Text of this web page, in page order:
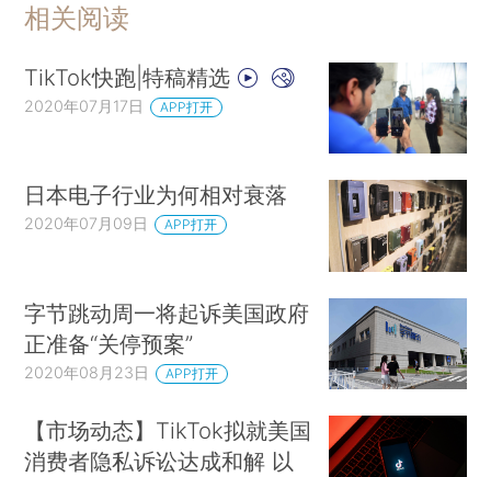
相关阅读
TikTok快跑|特稿精选
2020年07月17日 APP打开
日本电子行业为何相对衰落
2020年07月09日 APP打开
字节跳动周一将起诉美国政府
正准备“关停预案”
2020年08月23日 APP打开
【市场动态】TikTok拟就美国
消费者隐私诉讼达成和解 以